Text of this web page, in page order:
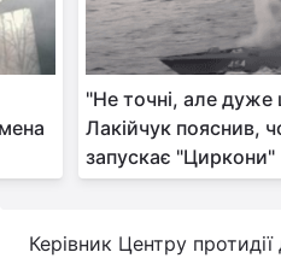
"Не точні, але дуже
Лакійчук пояснив,
запускає "Циркони"
Керівник Центру